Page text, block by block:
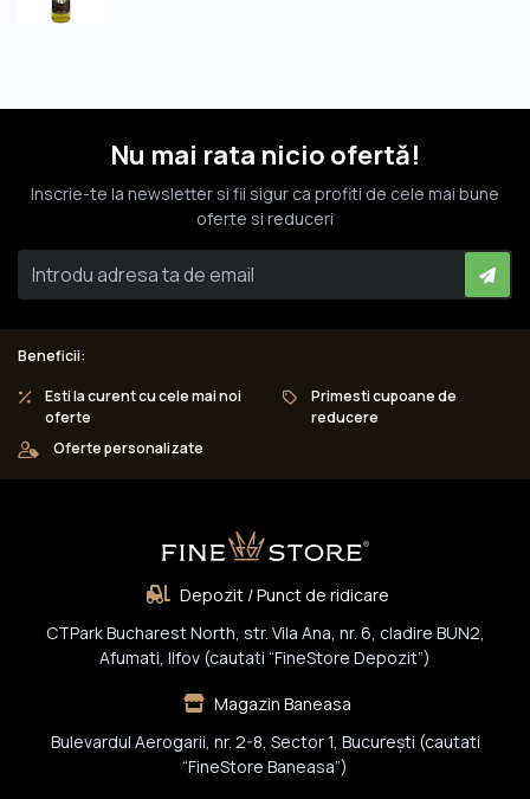
Nu mai rata nicio ofertă!
Inscrie-te la newsletter si fii sigur ca profiti de cele mai bune
oferte si reduceri
Beneficii:
Esti la curent cu cele mai noi
oferte
Primesti cupoane de
reducere
Oferte personalizate
Depozit / Punct de ridicare
CTPark Bucharest North, str. Vila Ana, nr. 6, cladire BUN2,
Afumati, Ilfov (cautati “FineStore Depozit”)
Magazin Baneasa
Bulevardul Aerogarii, nr. 2-8, Sector 1, Bucureşti (cautati
“FineStore Baneasa”)